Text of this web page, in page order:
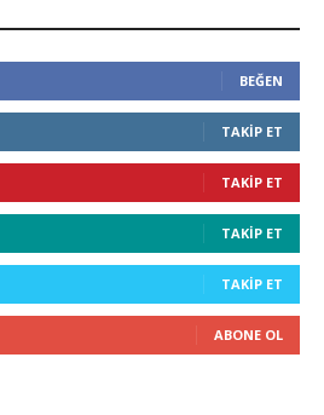
BEĞEN
TAKIP ET
TAKIP ET
TAKIP ET
TAKIP ET
ABONE OL